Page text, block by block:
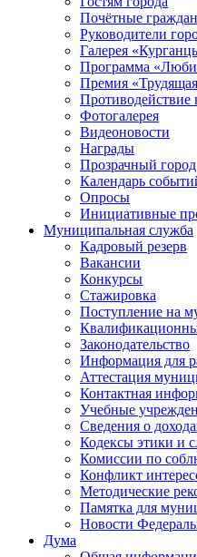
Почётные
Руководители
Галерея
Программа
Премия
Противодействие
Фотогалерея
Видеоновости
Награды
Прозрачный город
Календарь
Опросы
Инициативные
Муниципальная служба
Кадровый резерв
Вакансии
Конкурсы
Стажировка
Поступление на
Законодательство
Информация для
Аттестация
Контактная
Учебные
Сведения о
Кодексы этики и
Комиссии по
Конфликт
Методические
Памятка для
Новости
Дума